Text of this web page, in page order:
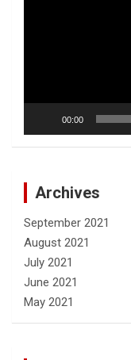
00:00
Archives
September 2021
August 2021
July 2021
June 2021
May 2021